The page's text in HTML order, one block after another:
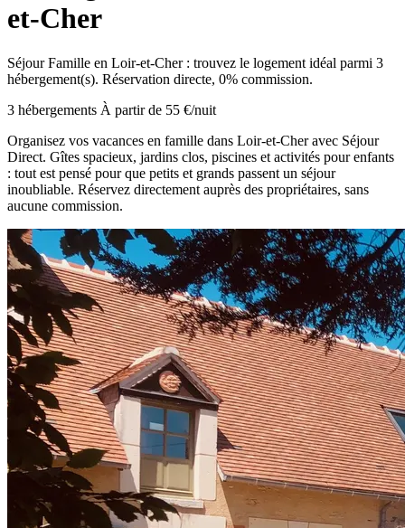
et-Cher
Séjour Famille en Loir-et-Cher : trouvez le logement idéal parmi 3
hébergement(s). Réservation directe, 0% commission.
3 hébergements À partir de 55 €/nuit
Organisez vos vacances en famille dans Loir-et-Cher avec Séjour
Direct. Gîtes spacieux, jardins clos, piscines et activités pour enfants
: tout est pensé pour que petits et grands passent un séjour
inoubliable. Réservez directement auprès des propriétaires, sans
aucune commission.